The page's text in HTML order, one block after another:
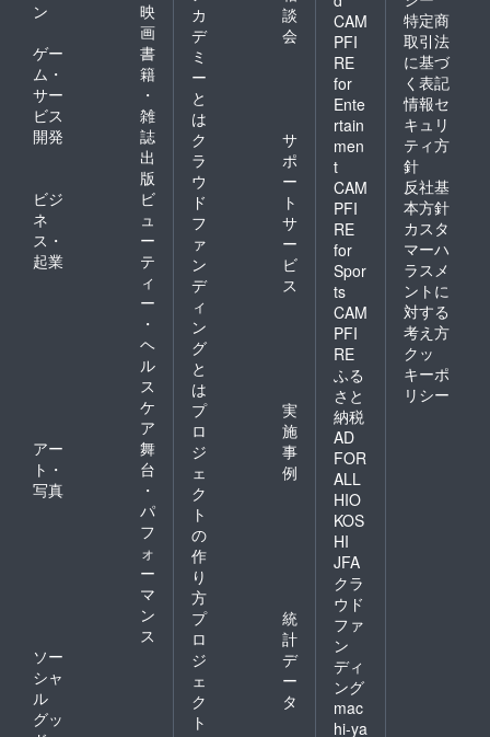
ン
映
画
ゲー
ム・
サー
ビス
開発
書
籍
・
雑
誌
出
版
ビジ
ネ
ス・
起業
ビ
ュ
ー
テ
ィ
ー
・
ヘ
ル
ス
ケ
ア
アー
ト・
写真
舞
台
・
パ
フ
ォ
ー
マ
ン
ス
ソー
シャ
ル
グッ
カ
デ
ミ
ー
と
は
談
会
ク
ラ
ウ
ド
フ
ァ
ン
デ
ィ
ン
グ
と
は
サ
ポ
ー
ト
サ
ー
ビ
ス
プ
ロ
ジ
ェ
ク
ト
の
作
り
方
実
施
事
例
プ
ロ
ジ
ェ
ク
ト
統
計
デ
ー
タ
CAM
PFI
RE
for
Ente
rtain
men
t
CAM
PFI
RE
for
Spor
ts
CAM
PFI
RE
ふる
さと
納税
AD
FOR
ALL
HIO
KOS
HI
JFA
クラ
ウド
ファ
ン
ディ
ング
mac
hi-ya
特定商
取引法
に基づ
く表記
情報セ
キュリ
ティ方
針
反社基
本方針
カスタ
マーハ
ラスメ
ントに
対する
考え方
クッ
キーポ
リシー